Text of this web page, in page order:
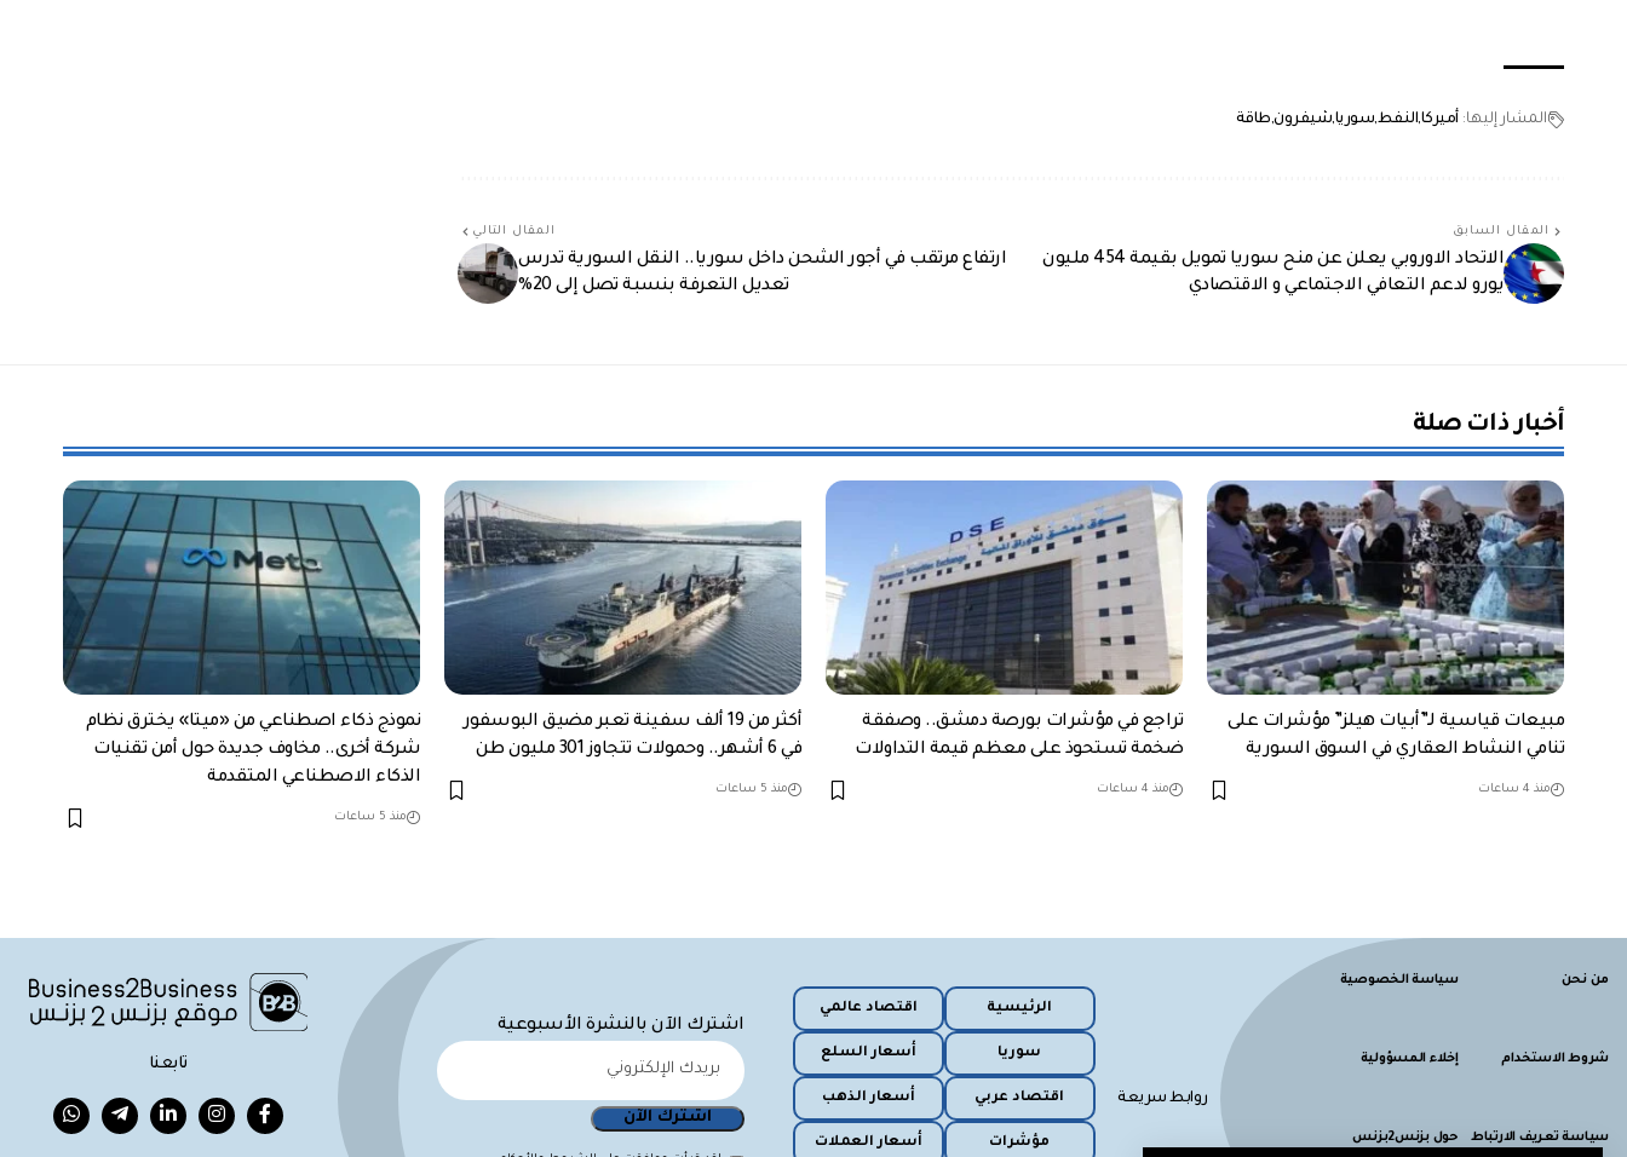
المشار إليها: أميركاالنفطسورياشيفرون طاقة
المقال السابق
الاتحاد الاوروبي يعلن عن منح سوريا تمويل بقيمة 454 مليون
يورو لدعم التعافي الاجتماعي و الاقتصادي
المقال التالي
ارتفاع مرتقب في أجور الشحن داخل سوريا.. النقل السورية تدرس
تعديل التعرفة بنسبة تصل إلى 20%
أخبار ذات صلة
مبيعات قياسية لـ”أبيات هيلز” مؤشرات على
تنامي النشاط العقاري في السوق السورية
منذ 4 ساعات
تراجع في مؤشرات بورصة دمشق.. وصفقة
ضخمة تستحوذ على معظم قيمة التداولات
منذ 4 ساعات
أكثر من 19 ألف سفينة تعبر مضيق البوسفور
في 6 أشهر.. وحمولات تتجاوز 301 مليون طن
منذ 5 ساعات
نموذج ذكاء اصطناعي من «ميتا» يخترق نظام
شركة أخرى.. مخاوف جديدة حول أمن تقنيات
الذكاء الاصطناعي المتقدمة
منذ 5 ساعات
من نحن سياسة الخصوصية
شروط الاستخدام إخلاء المسؤولية
سياسة تعريف الارتباط حول بزنس2بزنس
روابط سريعة
الرئيسية اقتصاد عالمي
سوريا أسعار السلع
اقتصاد عربي أسعار الذهب
مؤشرات أسعار العملات
اشترك الآن بالنشرة الأسبوعية
تابعنا